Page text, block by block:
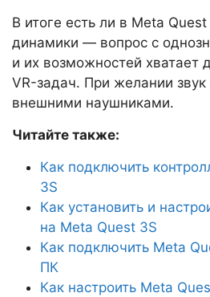
В итоге есть ли в Meta
динамики — вопрос с
и их возможностей хватает
VR-задач. При желании звук
внешними наушниками.
Читайте также:
Как подключить
3S
Как установить и
на Meta Quest 3S
Как подключить Meta
ПК
Как настроить Meta